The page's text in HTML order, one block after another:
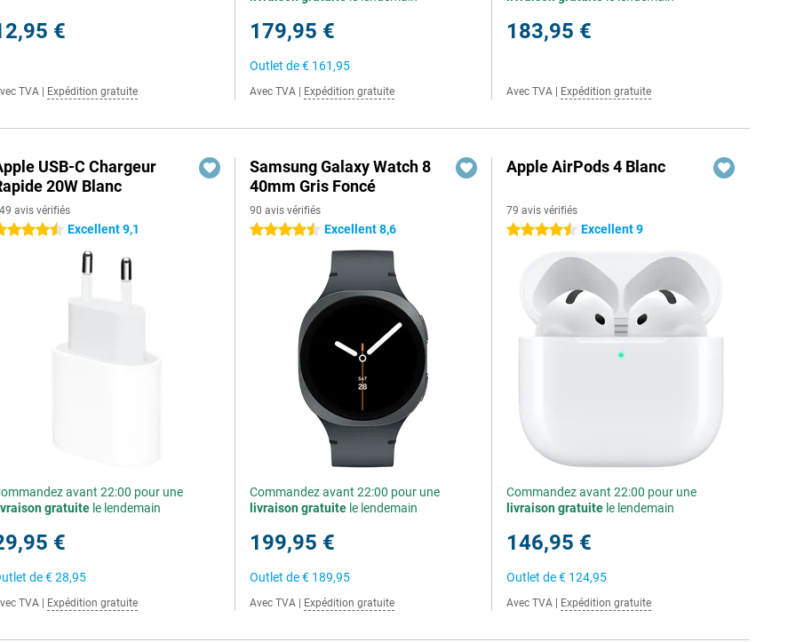
€
TVA Expédition gratuite
179,95 €
Outlet de€ 161,95
Avec TVA Expédition gratuite
183,95 €
Avec TVA Expédition gratuite
USB-C Chargeur
20W Blanc
avis vérifiés
étoiles Excellent 9,1
avant 22:00 pour une
gratuite le lendemain
€
de€ 28,95
TVA Expédition gratuite
Samsung Galaxy Watch 8
40mm Gris Foncé
90 avis vérifiés
4.5 étoiles Excellent 8,6
Commandez avant 22:00 pour une
livraison gratuite le lendemain
199,95 €
Outlet de€ 189,95
Avec TVA Expédition gratuite
Apple AirPods 4 Blanc
79 avis vérifiés
4.5 étoiles Excellent 9
Commandez avant 22:00 pour une
livraison gratuite le lendemain
146,95 €
Outlet de€ 124,95
Avec TVA Expédition gratuite